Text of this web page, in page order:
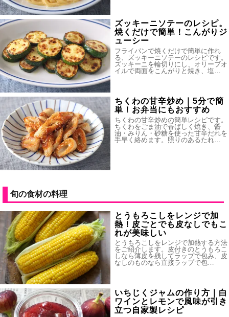
ズッキーニソテーのレシピ。
焼くだけで簡単！こんがりジ
ューシー
フライパンで焼くだけで簡単に作れ
る、ズッキーニソテーのレシピです。
ズッキーニを輪切りにし、オリーブオ
イルで両面をこんがりと焼き、塩…
ちくわの甘辛炒め｜5分で簡
単！お弁当にもおすすめ
ちくわの甘辛炒めの簡単レシピです。
ちくわをごま油で香ばしく焼き、醤
油・みりん・砂糖を使った甘辛だれを
手早く絡めます。照りのあるたれ…
旬の食材の料理
とうもろこしをレンジで加
熱！皮ごとでも皮なしでもこ
れが美味しい
とうもろこしをレンジで加熱する方法
をご紹介します。皮付きのとうもろこ
しなら薄皮を残してラップで包み、皮
なしのものなら直接ラップで包…
いちじくジャムの作り方｜白
ワインとレモンで風味が引き
立つ自家製レシピ